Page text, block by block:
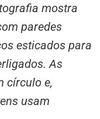
mostra
paredes
esticados para
As
círculo e,
usam